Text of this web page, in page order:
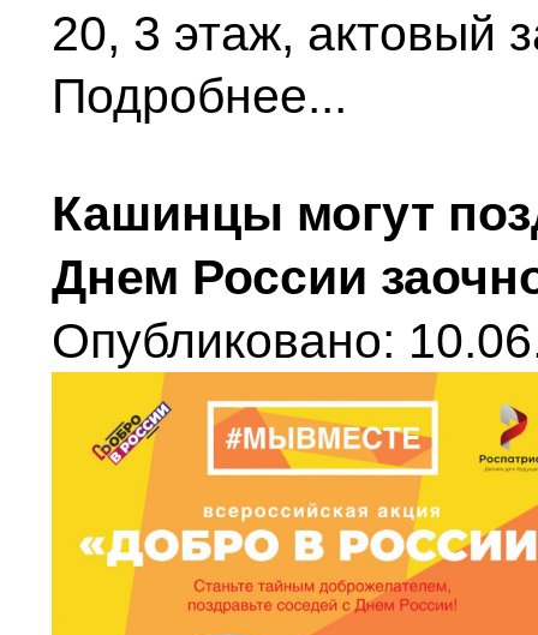
20, 3 этаж, актовый
Подробнее...
Кашинцы могут
Днем России
Опубликовано: